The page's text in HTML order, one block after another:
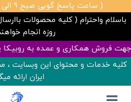
( ساعت پاسخ گویی صبح 9 الی 1 بعداز ظهر 5 الی 10 )
روزه انجام
پیام دهید 1528-945-0992 | تمامی قیمت ها آپدیت هست ✅
کلیه خدمات و محتوای این وبسایت ،
ایران ارائه